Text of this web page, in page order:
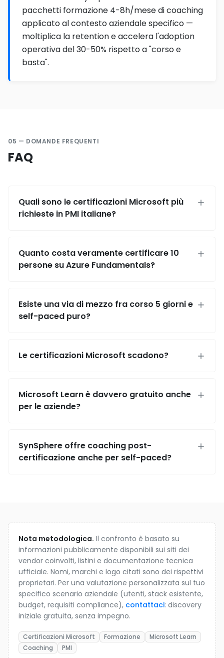
pacchetti formazione 4-8h/mese di coaching
applicato al contesto aziendale specifico —
moltiplica la retention e accelera l'adoption
operativa del 30-50% rispetto a "corso e
basta".
05 — DOMANDE FREQUENTI
FAQ
Quali sono le certificazioni Microsoft più
richieste in PMI italiane?
Quanto costa veramente certificare 10
persone su Azure Fundamentals?
Esiste una via di mezzo fra corso 5 giorni e
self-paced puro?
Le certificazioni Microsoft scadono?
Microsoft Learn è davvero gratuito anche
per le aziende?
SynSphere offre coaching post-
certificazione anche per self-paced?
Nota metodologica. Il confronto è basato su
informazioni pubblicamente disponibili sui siti dei
vendor coinvolti, listini e documentazione tecnica
ufficiale. Nomi, marchi e logo citati sono dei rispettivi
proprietari. Per una valutazione personalizzata sul tuo
specifico scenario aziendale (utenti, stack esistente,
budget, requisiti compliance), contattaci: discovery
iniziale gratuita, senza impegno.
Certificazioni Microsoft Formazione
Microsoft Learn
Coaching
PMI